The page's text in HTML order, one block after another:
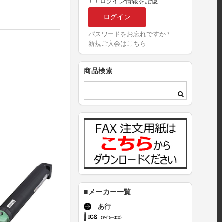
ログイン情報を記憶
パスワードをお忘れですか ?
新規ご入会はこちら
商品検索
■メーカー一覧
あ行